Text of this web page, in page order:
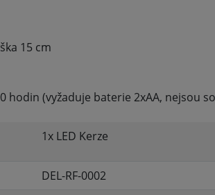
15 cm
hodin (vyžaduje baterie 2xAA, nejsou
1x LED Kerze
DEL-RF-0002